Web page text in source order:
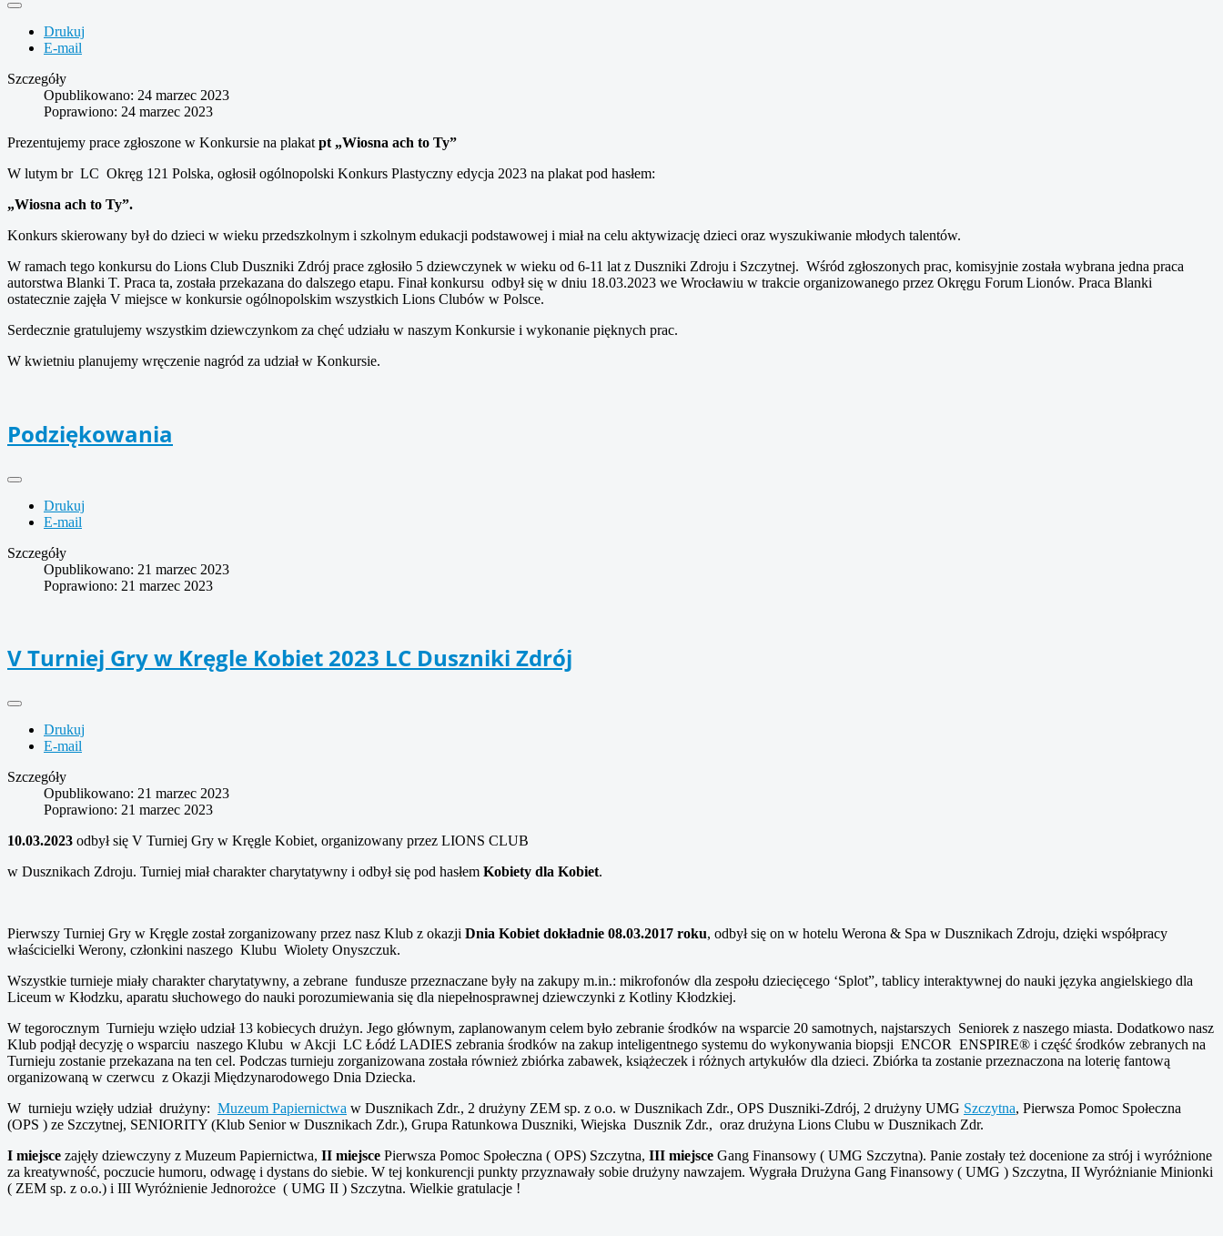
Drukuj
E-mail
Szczegóły
Opublikowano: 24 marzec 2023
Poprawiono: 24 marzec 2023
Prezentujemy prace zgłoszone w Konkursie na plakat pt „Wiosna ach to Ty”
W lutym br LC Okręg 121 Polska, ogłosił ogólnopolski Konkurs Plastyczny edycja 2023 na plakat pod hasłem:
„Wiosna ach to Ty”.
Konkurs skierowany był do dzieci w wieku przedszkolnym i szkolnym edukacji podstawowej i miał na celu aktywizację dzieci oraz wyszukiwanie młodych talentów.
W ramach tego konkursu do Lions Club Duszniki Zdrój prace zgłosiło 5 dziewczynek w wieku od 6-11 lat z Duszniki Zdroju i Szczytnej. Wśród zgłoszonych prac, komisyjnie została wybrana jedna praca
autorstwa Blanki T. Praca ta, została przekazana do dalszego etapu. Finał konkursu odbył się w dniu 18.03.2023 we Wrocławiu w trakcie organizowanego przez Okręgu Forum Lionów. Praca Blanki
ostatecznie zajęła V miejsce w konkursie ogólnopolskim wszystkich Lions Clubów w Polsce.
Serdecznie gratulujemy wszystkim dziewczynkom za chęć udziału w naszym Konkursie i wykonanie pięknych prac.
W kwietniu planujemy wręczenie nagród za udział w Konkursie.
Podziękowania
Drukuj
E-mail
Szczegóły
Opublikowano: 21 marzec 2023
Poprawiono: 21 marzec 2023
V Turniej Gry w Kręgle Kobiet 2023 LC Duszniki Zdrój
Drukuj
E-mail
Szczegóły
Opublikowano: 21 marzec 2023
Poprawiono: 21 marzec 2023
10.03.2023 odbył się V Turniej Gry w Kręgle Kobiet, organizowany przez LIONS CLUB
w Dusznikach Zdroju. Turniej miał charakter charytatywny i odbył się pod hasłem Kobiety dla Kobiet.
Pierwszy Turniej Gry w Kręgle został zorganizowany przez nasz Klub z okazji Dnia Kobiet dokładnie 08.03.2017 roku, odbył się on w hotelu Werona & Spa w Dusznikach Zdroju, dzięki współpracy
właścicielki Werony, członkini naszego Klubu Wiolety Onyszczuk.
Wszystkie turnieje miały charakter charytatywny, a zebrane fundusze przeznaczane były na zakupy m.in.: mikrofonów dla zespołu dziecięcego ‘Splot”, tablicy interaktywnej do nauki języka angielskiego dla
Liceum w Kłodzku, aparatu słuchowego do nauki porozumiewania się dla niepełnosprawnej dziewczynki z Kotliny Kłodzkiej.
W tegorocznym Turnieju wzięło udział 13 kobiecych drużyn. Jego głównym, zaplanowanym celem było zebranie środków na wsparcie 20 samotnych, najstarszych Seniorek z naszego miasta. Dodatkowo nasz
Klub podjął decyzję o wsparciu naszego Klubu w Akcji LC Łódź LADIES zebrania środków na zakup inteligentnego systemu do wykonywania biopsji ENCOR ENSPIRE® i część środków zebranych na
Turnieju zostanie przekazana na ten cel. Podczas turnieju zorganizowana została również zbiórka zabawek, książeczek i różnych artykułów dla dzieci. Zbiórka ta zostanie przeznaczona na loterię fantową
organizowaną w czerwcu z Okazji Międzynarodowego Dnia Dziecka.
W turnieju wzięły udział drużyny: Muzeum Papiernictwa w Dusznikach Zdr., 2 drużyny ZEM sp. z o.o. w Dusznikach Zdr., OPS Duszniki-Zdrój, 2 drużyny UMG Szczytna, Pierwsza Pomoc Społeczna
(OPS ) ze Szczytnej, SENIORITY (Klub Senior w Dusznikach Zdr.), Grupa Ratunkowa Duszniki, Wiejska Dusznik Zdr., oraz drużyna Lions Clubu w Dusznikach Zdr.
I miejsce zajęły dziewczyny z Muzeum Papiernictwa, II miejsce Pierwsza Pomoc Społeczna ( OPS) Szczytna, III miejsce Gang Finansowy ( UMG Szczytna). Panie zostały też docenione za strój i wyróżnione
za kreatywność, poczucie humoru, odwagę i dystans do siebie. W tej konkurencji punkty przyznawały sobie drużyny nawzajem. Wygrała Drużyna Gang Finansowy ( UMG ) Szczytna, II Wyróżnianie Minionki
( ZEM sp. z o.o.) i III Wyróżnienie Jednorożce ( UMG II ) Szczytna. Wielkie gratulacje !